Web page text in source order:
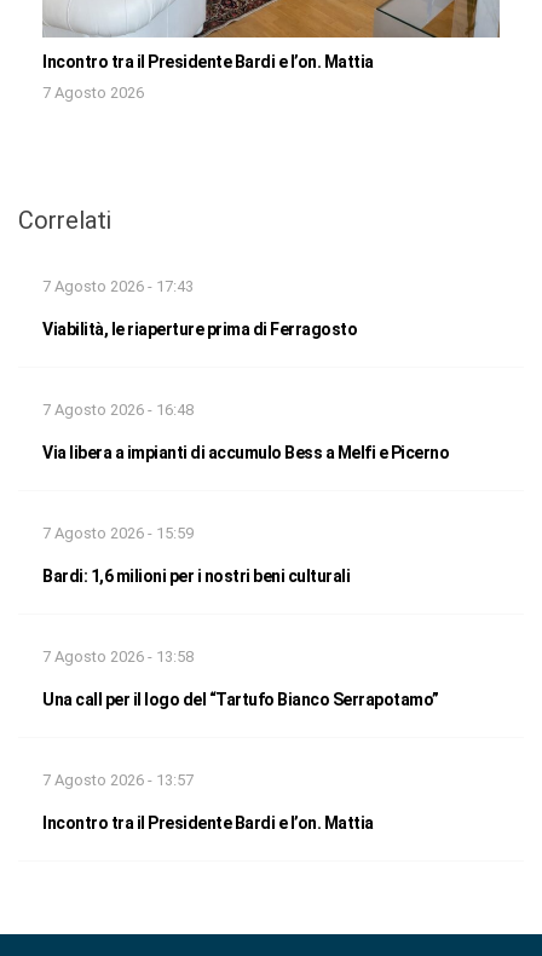
Incontro tra il Presidente Bardi e l’on. Mattia
7 Agosto 2026
Correlati
7 Agosto 2026 - 17:43
Viabilità, le riaperture prima di Ferragosto
7 Agosto 2026 - 16:48
Via libera a impianti di accumulo Bess a Melfi e Picerno
7 Agosto 2026 - 15:59
Bardi: 1,6 milioni per i nostri beni culturali
7 Agosto 2026 - 13:58
Una call per il logo del “Tartufo Bianco Serrapotamo”
7 Agosto 2026 - 13:57
Incontro tra il Presidente Bardi e l’on. Mattia